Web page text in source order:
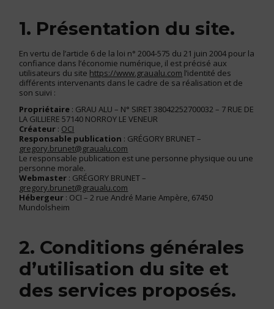
1. Présentation du site.
En vertu de l’article 6 de la loi n° 2004-575 du 21 juin 2004 pour la
confiance dans l’économie numérique, il est précisé aux
utilisateurs du site https://www.graualu.com l’identité des
différents intervenants dans le cadre de sa réalisation et de
son suivi :
Propriétaire : GRAU ALU – N° SIRET 38042252700032 – 7 RUE DE
LA GILLIERE 57140 NORROY LE VENEUR
Créateur : OCI
Responsable publication : GRÉGORY BRUNET –
gregory.brunet@graualu.com
Le responsable publication est une personne physique ou une
personne morale.
Webmaster : GRÉGORY BRUNET –
gregory.brunet@graualu.com
Hébergeur : OCI – 2 rue André Marie Ampère, 67450
Mundolsheim
2. Conditions générales
d’utilisation du site et
des services proposés.